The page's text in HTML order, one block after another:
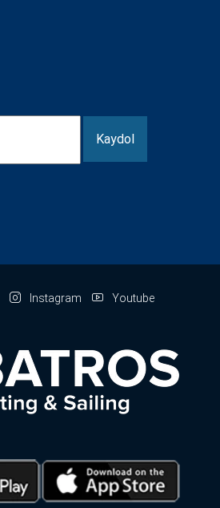
Instagram Youtube